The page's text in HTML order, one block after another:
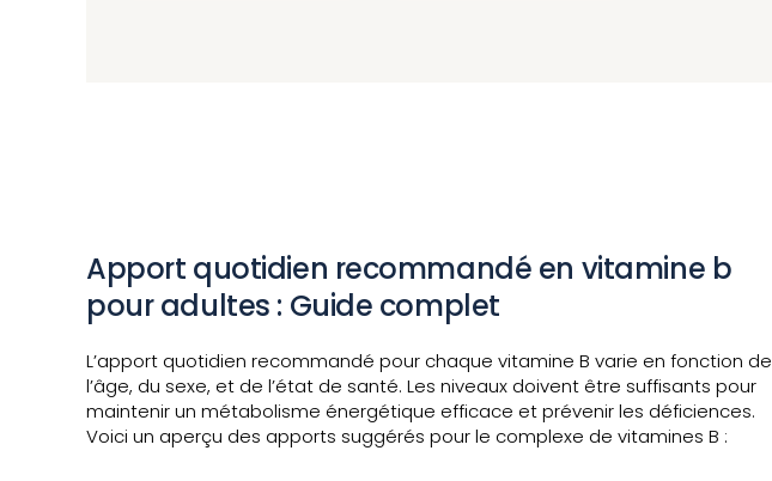
Apport quotidien recommandé en vitamine b
pour adultes : Guide complet
L’apport quotidien recommandé pour chaque vitamine B varie en fonction de
l’âge, du sexe, et de l’état de santé. Les niveaux doivent être suffisants pour
maintenir un métabolisme énergétique efficace et prévenir les déficiences.
Voici un aperçu des apports suggérés pour le complexe de vitamines B :